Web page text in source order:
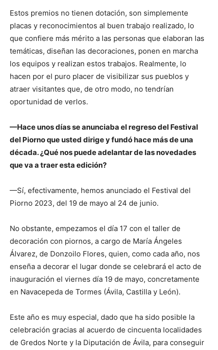
Estos premios no tienen dotación, son simplemente
placas y reconocimientos al buen trabajo realizado, lo
que confiere más mérito a las personas que elaboran las
temáticas, diseñan las decoraciones, ponen en marcha
los equipos y realizan estos trabajos. Realmente, lo
hacen por el puro placer de visibilizar sus pueblos y
atraer visitantes que, de otro modo, no tendrían
oportunidad de verlos.
—Hace unos días se anunciaba el regreso del Festival
del Piorno que usted dirige y fundó hace más de una
década. ¿Qué nos puede adelantar de las novedades
que va a traer esta edición?
—Sí, efectivamente, hemos anunciado el Festival del
Piorno 2023, del 19 de mayo al 24 de junio.
No obstante, empezamos el día 17 con el taller de
decoración con piornos, a cargo de María Ángeles
Álvarez, de Donzoilo Flores, quien, como cada año, nos
enseña a decorar el lugar donde se celebrará el acto de
inauguración el viernes día 19 de mayo, concretamente
en Navacepeda de Tormes (Ávila, Castilla y León).
Este año es muy especial, dado que ha sido posible la
celebración gracias al acuerdo de cincuenta localidades
de Gredos Norte y la Diputación de Ávila, para conseguir